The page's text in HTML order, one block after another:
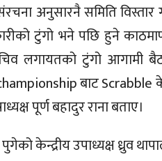
अनुसारनै समिति
टुंगो भने पछि हुने
लगायतको टुंगो
बाट Scrabble
पूर्ण बहादुर राना बताए।
केन्द्रीय उपाध्यक्ष ध्रुव